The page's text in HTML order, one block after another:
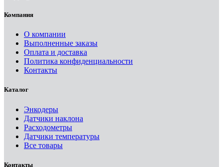
Компания
О компании
Выполненные заказы
Оплата и доставка
Политика конфиденциальности
Контакты
Каталог
Энкодеры
Датчики наклона
Расходометры
Датчики температуры
Все товары
Контакты